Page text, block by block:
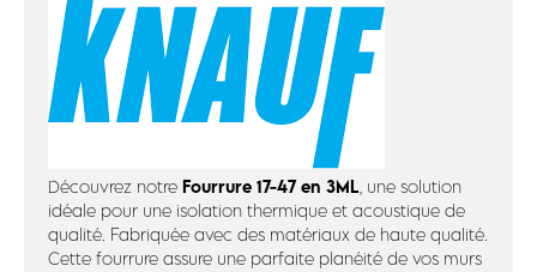
Découvrez notre Fourrure 17-47 en 3ML , une solution
idéale pour une isolation thermique et acoustique de
qualité. Fabriquée avec des matériaux de haute qualité.
Cette fourrure assure une parfaite planéité de vos murs